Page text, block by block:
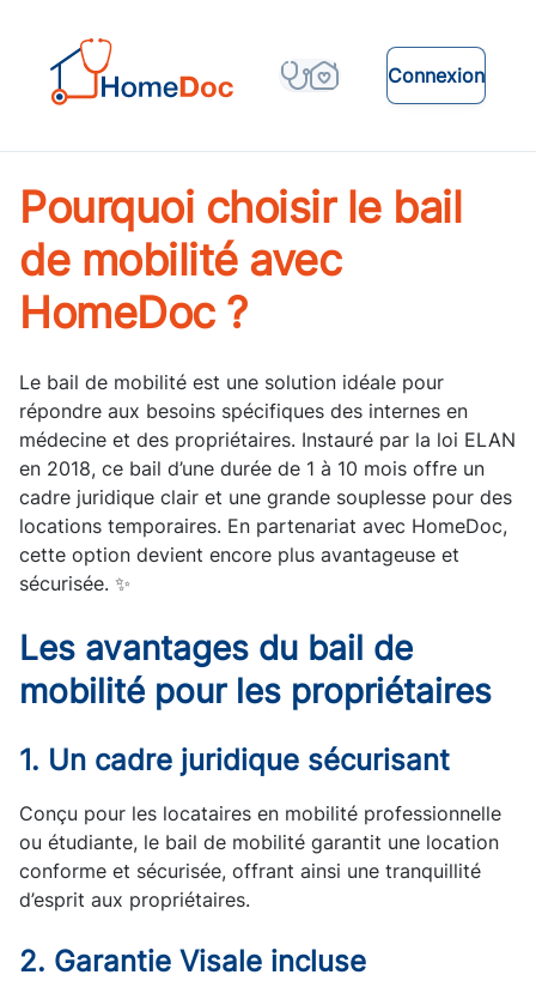
Connexion
Pourquoi choisir le bail
de mobilité avec
HomeDoc ?
Le bail de mobilité est une solution idéale pour
répondre aux besoins spécifiques des internes en
médecine et des propriétaires. Instauré par la loi ELAN
en 2018, ce bail d’une durée de 1 à 10 mois offre un
cadre juridique clair et une grande souplesse pour des
locations temporaires. En partenariat avec HomeDoc,
cette option devient encore plus avantageuse et
sécurisée. ✨
Les avantages du bail de
mobilité pour les propriétaires
1. Un cadre juridique sécurisant
Conçu pour les locataires en mobilité professionnelle
ou étudiante, le bail de mobilité garantit une location
conforme et sécurisée, offrant ainsi une tranquillité
d’esprit aux propriétaires.
2. Garantie Visale incluse